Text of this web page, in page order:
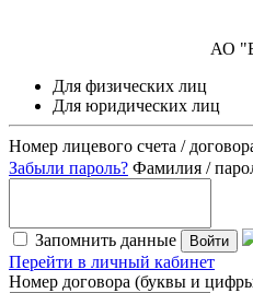
АО
Для физических лиц
Для юридических лиц
Номер лицевого счета /
Забыли пароль? Фамилия /
Запомнить данные Войти
Перейти в личный кабинет
Номер договора (буквы и